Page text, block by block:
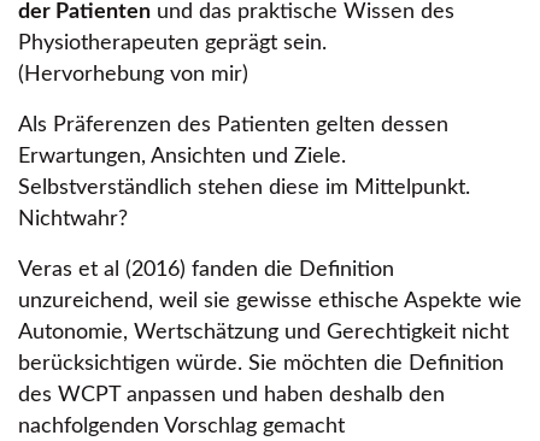
der Patienten und das praktische Wissen des
Physiotherapeuten geprägt sein.
(Hervorhebung von mir)
Als Präferenzen des Patienten gelten dessen
Erwartungen, Ansichten und Ziele.
Selbstverständlich stehen diese im Mittelpunkt.
Nichtwahr?
Veras et al (2016) fanden die Definition
unzureichend, weil sie gewisse ethische Aspekte wie
Autonomie, Wertschätzung und Gerechtigkeit nicht
berücksichtigen würde. Sie möchten die Definition
des WCPT anpassen und haben deshalb den
nachfolgenden Vorschlag gemacht